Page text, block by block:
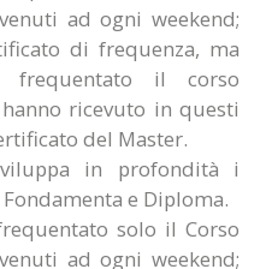
ad ogni weekend;
di frequenza, ma
frequentato il corso
ricevuto in questi
del Master.
in profondità i
e Diploma.
solo il Corso
ad ogni weekend;